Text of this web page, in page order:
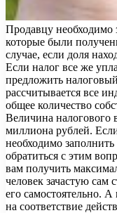
Продавцу необходимо
которые были
случае, если доля
Если налог все же
предложить
рассчитывается все
общее количество
Величина налогового
миллиона рублей.
необходимо
обратиться с этим
вам получить
человек зачастую сам
его самостоятельно.
на соответствие